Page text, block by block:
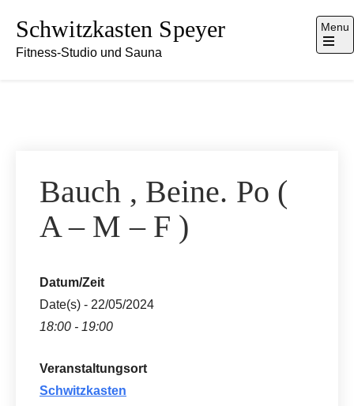
content
Schwitzkasten Speyer
Fitness-Studio und Sauna
Menu
Open
Bauch , Beine. Po (
A – M – F )
Datum/Zeit
Date(s) - 22/05/2024
18:00 - 19:00
Veranstaltungsort
Schwitzkasten